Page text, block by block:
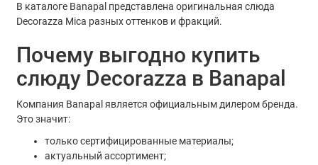
В каталоге Banapal представлена оригинальная слюда
Decorazza Mica разных оттенков и фракций.
Почему выгодно купить
слюду Decorazza в Banapal
Компания Banapal является официальным дилером бренда.
Это значит:
только сертифицированные материалы;
актуальный ассортимент;